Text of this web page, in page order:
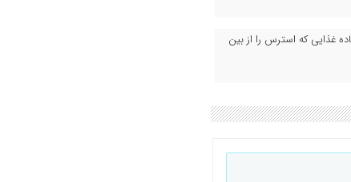
۱۱ ماده غذایی که استرس را از بین